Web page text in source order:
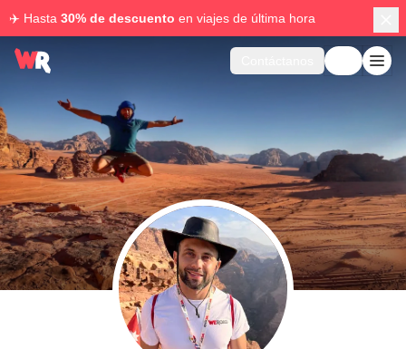
✈️ Hasta 30% de descuento en viajes de última hora